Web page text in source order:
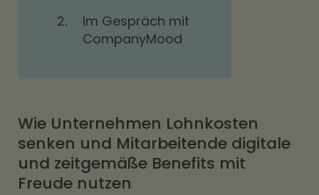
2.
Im Gespräch mit
CompanyMood
Wie Unternehmen Lohnkosten
senken und Mitarbeitende digitale
und zeitgemäße Benefits mit
Freude nutzen